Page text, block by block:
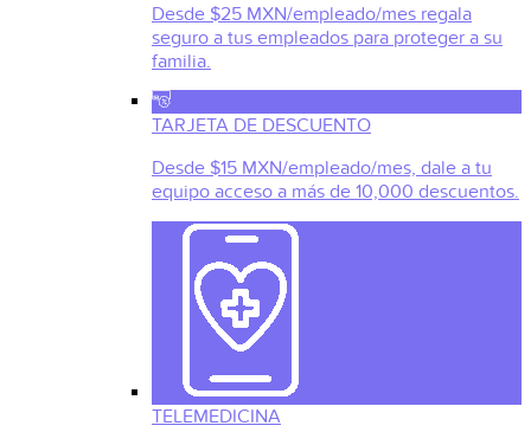
Desde $25 MXN/empleado/mes regala
seguro a tus empleados para proteger a su
familia.
TARJETA DE DESCUENTO
Desde $15 MXN/empleado/mes, dale a tu
equipo acceso a más de 10,000 descuentos.
TELEMEDICINA